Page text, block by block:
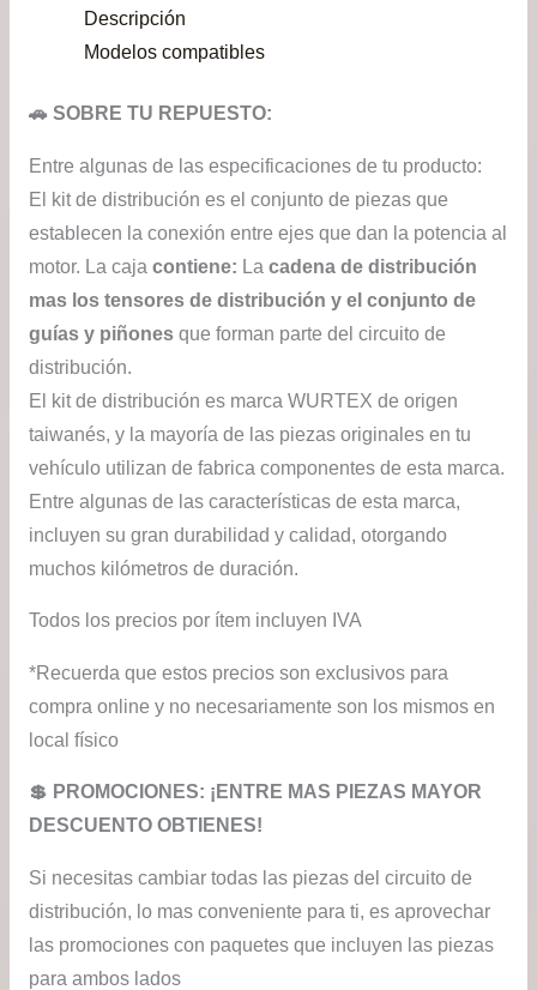
Descripción
Modelos compatibles
🚗 SOBRE TU REPUESTO:
Entre algunas de las especificaciones de tu producto:
El kit de distribución es el conjunto de piezas que
establecen la conexión entre ejes que dan la potencia al
motor. La caja contiene: La cadena de distribución
mas los tensores de distribución y el conjunto de
guías y piñones que forman parte del circuito de
distribución.
El kit de distribución es marca WURTEX de origen
taiwanés, y la mayoría de las piezas originales en tu
vehículo utilizan de fabrica componentes de esta marca.
Entre algunas de las características de esta marca,
incluyen su gran durabilidad y calidad, otorgando
muchos kilómetros de duración.
Todos los precios por ítem incluyen IVA
*Recuerda que estos precios son exclusivos para
compra online y no necesariamente son los mismos en
local físico
💲​ PROMOCIONES: ¡ENTRE MAS PIEZAS MAYOR
DESCUENTO OBTIENES!
Si necesitas cambiar todas las piezas del circuito de
distribución, lo mas conveniente para ti, es aprovechar
las promociones con paquetes que incluyen las piezas
para ambos lados